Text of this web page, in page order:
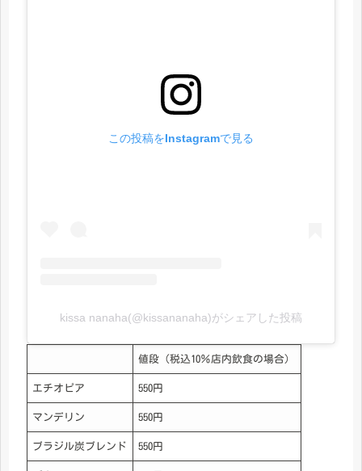
この投稿をInstagramで見る
kissa nanaha(@kissananaha)がシェアした投稿
値段（税込10％店内飲食の場合）
エチオピア 550円
マンデリン 550円
ブラジル炭ブレンド 550円